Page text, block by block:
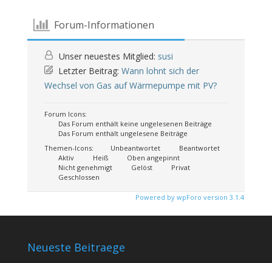
Forum-Informationen
Unser neuestes Mitglied: susi
Letzter Beitrag: Wann lohnt sich der
Wechsel von Gas auf Wärmepumpe mit PV?
Forum Icons:
Das Forum enthält keine ungelesenen Beiträge
Das Forum enthält ungelesene Beiträge
Themen-Icons:
Unbeantwortet
Beantwortet
Aktiv
Heiß
Oben angepinnt
Nicht genehmigt
Gelöst
Privat
Geschlossen
Powered by wpForo version 3.1.4
Neueste Beitraege